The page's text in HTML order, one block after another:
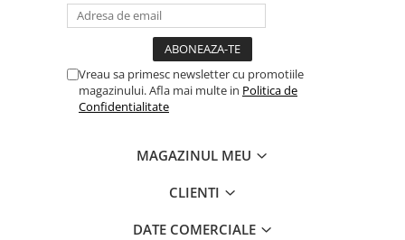
Vreau sa primesc newsletter cu promotiile
magazinului. Afla mai multe in Politica de
Confidentialitate
MAGAZINUL MEU
CLIENTI
DATE COMERCIALE